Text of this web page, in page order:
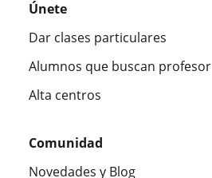
Únete
Dar clases particulares
Alumnos que buscan profesor
Alta centros
Comunidad
Novedades y Blog